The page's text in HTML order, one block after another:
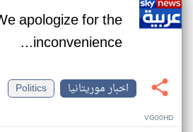
apologize for the
inconvenience...
اخبار موريتانيا
Politics
VG00HD